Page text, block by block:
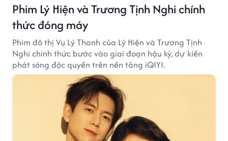
Phim Lý Hiện và Trương Tịnh Nghi chính
thức đóng máy
Phim đô thị Vụ Lý Thanh của Lý Hiện và Trương Tịnh
Nghi chính thức bước vào giai đoạn hậu kỳ, dự kiến
phát sóng độc quyền trên nền tảng iQIYI.